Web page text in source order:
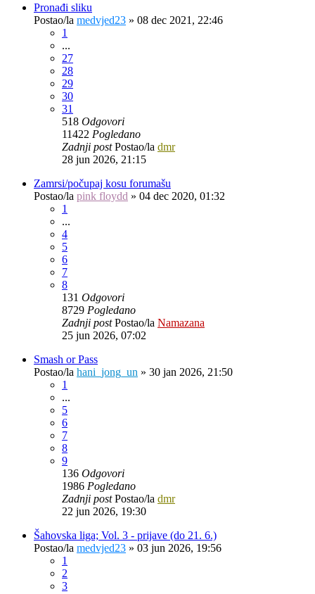
Pronađi sliku
Postao/la medvjed23 » 08 dec 2021, 22:46
1
...
27
28
29
30
31
518 Odgovori
11422 Pogledano
Zadnji postPostao/la dmr
28 jun 2026, 21:15
Zamrsi/počupaj kosu forumašu
Postao/la pink floydd » 04 dec 2020, 01:32
1
...
4
5
6
7
8
131 Odgovori
8729 Pogledano
Zadnji postPostao/la Namazana
25 jun 2026, 07:02
Smash or Pass
Postao/la hani_jong_un » 30 jan 2026, 21:50
1
...
5
6
7
8
9
136 Odgovori
1986 Pogledano
Zadnji postPostao/la dmr
22 jun 2026, 19:30
Šahovska liga; Vol. 3 - prijave (do 21. 6.)
Postao/la medvjed23 » 03 jun 2026, 19:56
1
2
3